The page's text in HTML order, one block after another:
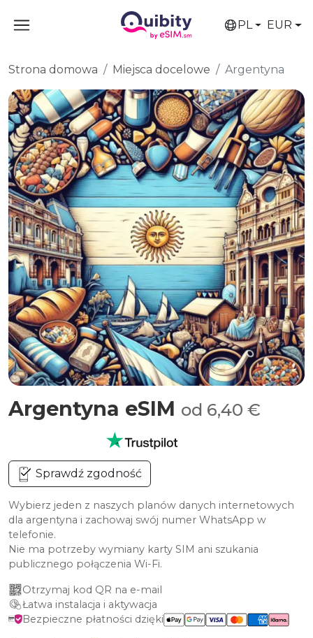
PL EUR
Strona domowa Miejsca docelowe Argentyna
Argentyna eSIM od 6,40 €
Sprawdź zgodność
Wybierz jeden z naszych planów danych internetowych
dla argentyna i zachowaj swój numer WhatsApp w
telefonie.
Nie ma potrzeby wymiany karty SIM ani szukania
publicznego połączenia Wi-Fi.
Otrzymaj kod QR na e-mail
Łatwa instalacja i aktywacja
Bezpieczne płatności dzięki